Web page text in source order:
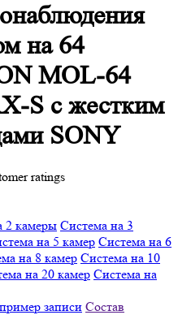
на 64
MOL-64
S с жестким
SONY
ratings
2 камеры Система на 3
на 5 камер Система на 6
на 8 камер Система на 10
на 20 камер Система на
записи Состав